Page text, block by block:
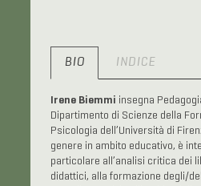
BIO INDICE
Irene Biemmi insegna
Dipartimento di Scienze della
Psicologia dell’Università di
genere in ambito educativo, è
particolare all’analisi critica dei
didattici, alla formazione degli/